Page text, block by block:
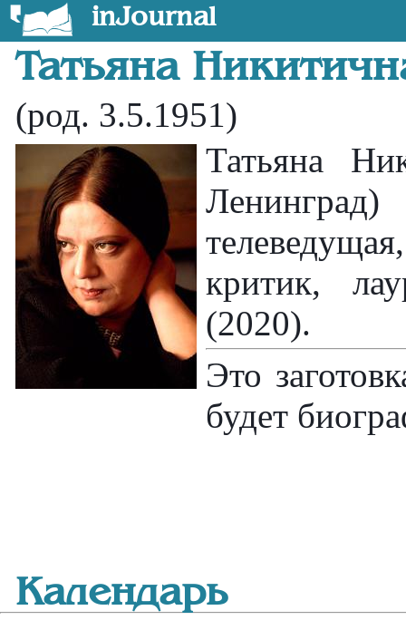
inJournal
Татьяна
(род. 3.5.1951)
Татьяна
критик,
(2020).
Это
будет
Календарь